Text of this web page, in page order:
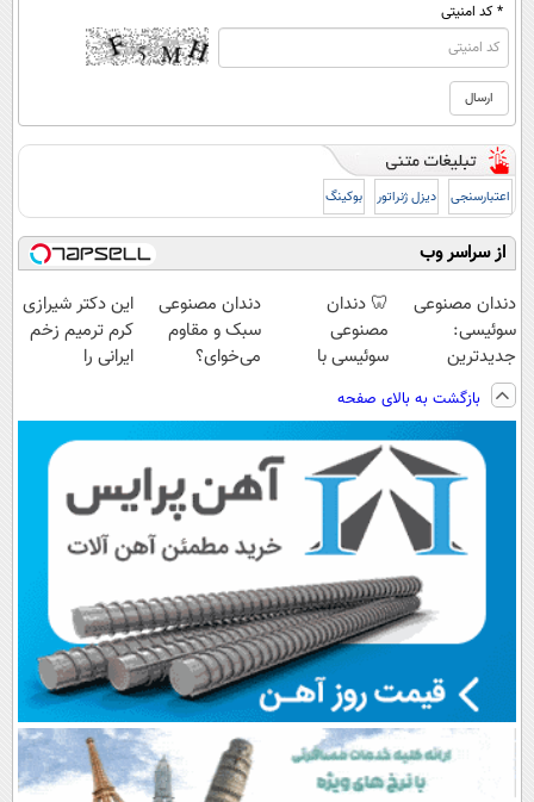
* کد امنیتی
اعتبارسنجی دیزل ژنراتور بوکینگ
از سراسر وب
دندان مصنوعی
سوئیسی:
جدیدترین
فناوری اروپا،
سبک و مقاوم |
پرداخت قسطی
🦷 دندان
مصنوعی
سوئیسی با
دیجیتال |
پرداخت در 4
قسط |📍 تهران
دندان مصنوعی
سبک و مقاوم
می‌خوای؟
📍تهران
این دکتر شیرازی
کرم ترمیم زخم
ایرانی را
بازگشت به بالای صفحه